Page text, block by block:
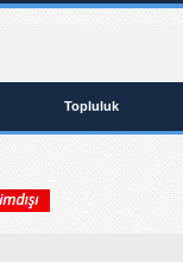
Topluluk